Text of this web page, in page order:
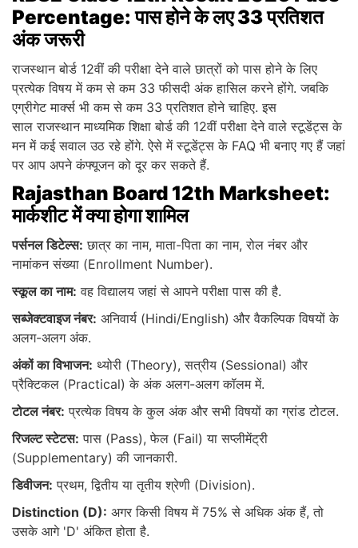
Percentage: पास होने के लए 33 प्रतिशत
अंक जरूरी
राजस्थान बोर्ड 12वीं की परीक्षा देने वाले छात्रों को पास होने के लिए
प्रत्येक विषय में कम से कम 33 फीसदी अंक हासिल करने होंगे. जबकि
एग्रीगेट मार्क्स भी कम से कम 33 प्रतिशत होने चाहिए. इस
साल राजस्थान माध्यमिक शिक्षा बोर्ड की 12वीं परीक्षा देने वाले स्टूडेंट्स के
मन में कई सवाल उठ रहे होंगे. ऐसे में स्टूडेंट्स के FAQ भी बनाए गए हैं जहां
पर आप अपने कंफ्यूजन को दूर कर सकते हैं.
Rajasthan Board 12th Marksheet:
मार्कशीट में क्या होगा शामिल
पर्सनल डिटेल्स: छात्र का नाम, माता-पिता का नाम, रोल नंबर और
नामांकन संख्या (Enrollment Number).
स्कूल का नाम: वह विद्यालय जहां से आपने परीक्षा पास की है.
सब्जेक्टवाइज नंबर: अनिवार्य (Hindi/English) और वैकल्पिक विषयों के
अलग-अलग अंक.
अंकों का विभाजन: थ्योरी (Theory), सत्रीय (Sessional) और
प्रैक्टिकल (Practical) के अंक अलग-अलग कॉलम में.
टोटल नंबर: प्रत्येक विषय के कुल अंक और सभी विषयों का ग्रांड टोटल.
रिजल्ट स्टेटस: पास (Pass), फेल (Fail) या सप्लीमेंट्री
(Supplementary) की जानकारी.
डिवीजन: प्रथम, द्वितीय या तृतीय श्रेणी (Division).
Distinction (D): अगर किसी विषय में 75% से अधिक अंक हैं, तो
उसके आगे 'D' अंकित होता है.